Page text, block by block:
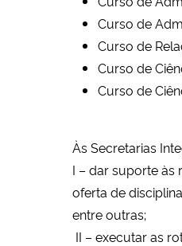
Curso de
Curso de
Curso de
Curso de
Às Secretarias
I – dar suporte às
oferta de
entre outras;
II – executar as